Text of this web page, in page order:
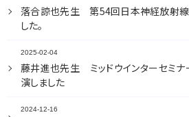
落合諒也先生 第54回日本神経放射線
した。
2025-02-04
藤井進也先生 ミッドウインターセミナ
演しました
2024-12-16